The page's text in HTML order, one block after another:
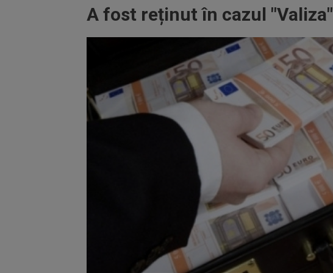
A fost reținut în cazul "Valiza"